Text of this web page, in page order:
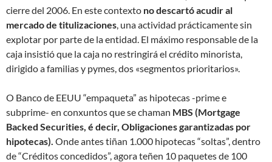
cierre del 2006. En este contexto no descartó acudir al
mercado de titulizaciones, una actividad prácticamente sin
explotar por parte de la entidad. El máximo responsable de la
caja insistió que la caja no restringirá el crédito minorista,
dirigido a familias y pymes, dos «segmentos prioritarios».
O Banco de EEUU “empaqueta” as hipotecas -prime e
subprime- en conxuntos que se chaman MBS (Mortgage
Backed Securities, é decir, Obligaciones garantizadas por
hipotecas). Onde antes tiñan 1.000 hipotecas “soltas”, dentro
de “Créditos concedidos”, agora teñen 10 paquetes de 100